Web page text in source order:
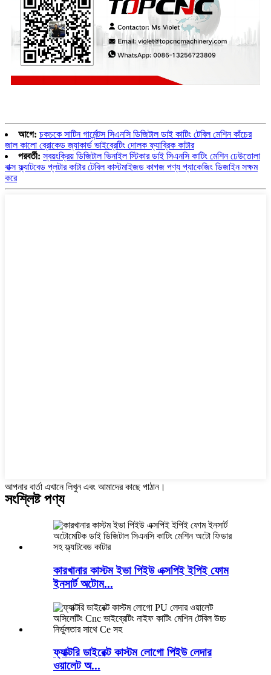
আগে: চকচকে সাটিন গার্মেন্টস সিএনসি ডিজিটাল ডাই কাটিং টেবিল মেশিন কাঁচের
জাল কালো ব্রোকেড জ্যাকার্ড ভাইব্রেটিং দোলক ফ্যাব্রিক কাটার
পরবর্তী: স্বয়ংক্রিয় ডিজিটাল ভিনাইল স্টিকার ডাই সিএনসি কাটিং মেশিন ঢেউতোলা
বাক্স ফ্ল্যাটবেড প্লটার কাটার টেবিল কাস্টমাইজড কাগজ পণ্য প্যাকেজিং ডিজাইন সক্ষম
করে
আপনার বার্তা এখানে লিখুন এবং আমাদের কাছে পাঠান।
সংশ্লিষ্ট পণ্য
কারখানার কাস্টম ইভা পিইউ এক্সপিই ইপিই ফোম
ইনসার্ট অটোম...
ফ্যাক্টরি ডাইরেক্ট কাস্টম লোগো পিইউ লেদার
ওয়ালেট অ...